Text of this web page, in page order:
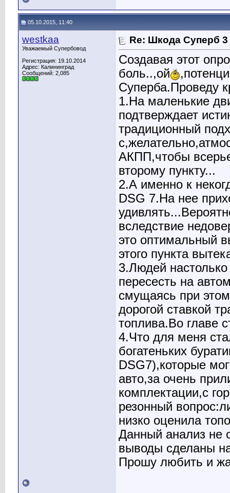
05.10.2015, 11:40
westkaa
Уважаемый Супербовод
Регистрация: 19.10.2014
Адрес: Калининград
Сообщений: 2,085
Re: Шкода Суперб 3
Создавая этот
боль..,ой
Суперба.Проведу
1.На маленькие
подтверждает
традиционный
АКПП,чтобы
второму пункту...
2.А именно к
DSG 7.На нее
вследствие
это оптимальный
этого пункта
3.Людей настолько
пересесть на
смущаясь при
дорогой ставкой
топлива.Во главе
4.Что для меня
богатеньких
DSG7),которые
авто,за очень
комплектации,с
резонный
низко оценила
Данный анализ не
выводы сделаны на
Прошу любить и